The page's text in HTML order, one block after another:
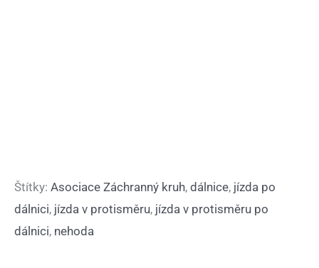
Štítky: Asociace Záchranný kruh, dálnice, jízda po
dálnici, jízda v protisměru, jízda v protisměru po
dálnici, nehoda